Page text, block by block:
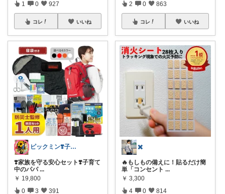
1 0 927
コレ いいね
ピックミン❣️子育てパパママ応援グッズ
❣️家族を守る安心セット❣️子育て
中のパパ ...
￥ 19,800
0 3 391
2 0 863
コレ いいね
✖️
🔥もしもの備えに！貼るだけ簡
単「コンセント ...
￥ 3,300
4 0 814